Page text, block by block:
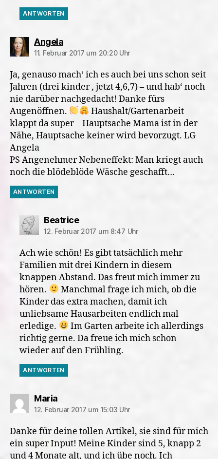
ANTWORTEN
Angelasagt:
11. Februar 2017 um 20:20 Uhr
Ja, genauso mach‘ ich es auch bei uns schon seit
Jahren (drei kinder , jetzt 4,6,7) – und hab‘ noch
nie darüber nachgedacht! Danke fürs
Augenöffnen.
Haushalt/Gartenarbeit
klappt da super – Hauptsache Mama ist in der
Nähe, Hauptsache keiner wird bevorzugt. LG
Angela
PS Angenehmer Nebeneffekt: Man kriegt auch
noch die blödeblöde Wäsche geschafft…
ANTWORTEN
Beatricesagt:
12. Februar 2017 um 8:47 Uhr
Ach wie schön! Es gibt tatsächlich mehr
Familien mit drei Kindern in diesem
knappen Abstand. Das freut mich immer zu
hören.
Manchmal frage ich mich, ob die
Kinder das extra machen, damit ich
unliebsame Hausarbeiten endlich mal
erledige.
Im Garten arbeite ich allerdings
richtig gerne. Da freue ich mich schon
wieder auf den Frühling.
ANTWORTEN
Mariasagt:
12. Februar 2017 um 15:03 Uhr
Danke für deine tollen Artikel, sie sind für mich
ein super Input! Meine Kinder sind 5, knapp 2
und 4 Monate alt, und ich übe noch. Ich